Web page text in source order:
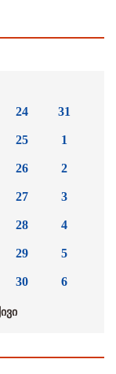
24
25
26
27
28
29
30
31
1
2
3
4
5
6